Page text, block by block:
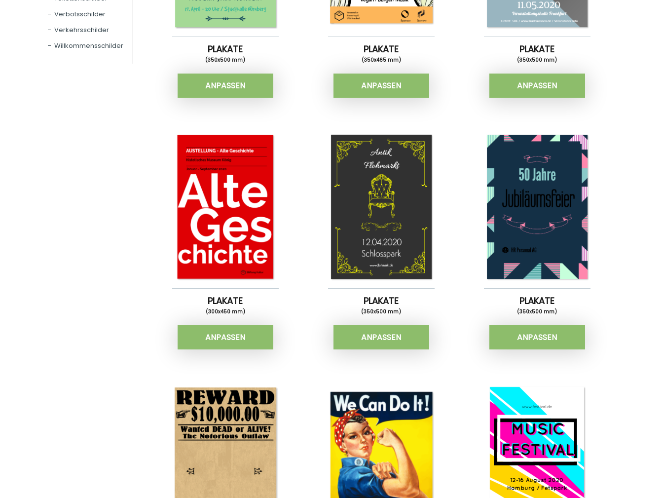
Verbotsschilder
Verkehrsschilder
Willkommensschilder
PLAKATE
(350x500 mm)
ANPASSEN
PLAKATE
(300x450 mm)
ANPASSEN
PLAKATE
(350x465 mm)
ANPASSEN
PLAKATE
(350x500 mm)
ANPASSEN
PLAKATE
(350x500 mm)
ANPASSEN
PLAKATE
(350x500 mm)
ANPASSEN